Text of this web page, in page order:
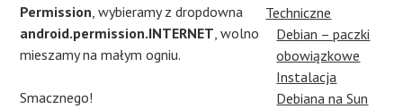
Permission , wybieramy z dropdowna
android.permission.INTERNET , wolno
mieszamy na małym ogniu.
Smacznego!
Techniczne
Debian – paczki
obowiązkowe
Instalacja
Debiana na Sun